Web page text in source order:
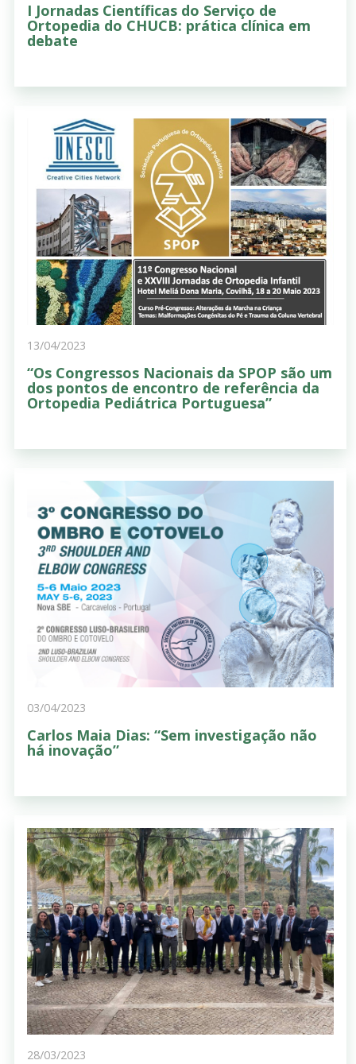
I Jornadas Científicas do Serviço de
Ortopedia do CHUCB: prática clínica em
debate
13/04/2023
“Os Congressos Nacionais da SPOP são um
dos pontos de encontro de referência da
Ortopedia Pediátrica Portuguesa”
03/04/2023
Carlos Maia Dias: “Sem investigação não
há inovação”
28/03/2023